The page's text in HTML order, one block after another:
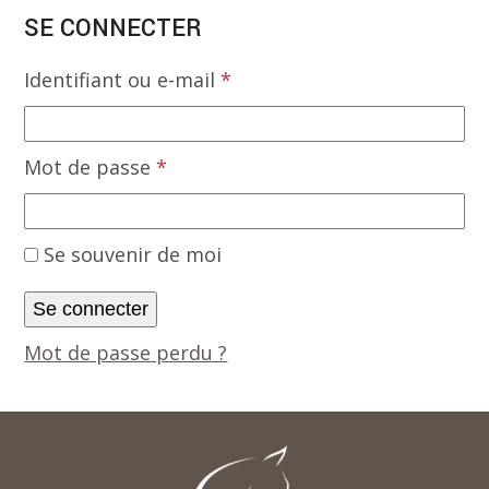
SE CONNECTER
Identifiant ou e-mail*
Mot de passe*
Se souvenir de moi
Se connecter
Mot de passe perdu ?